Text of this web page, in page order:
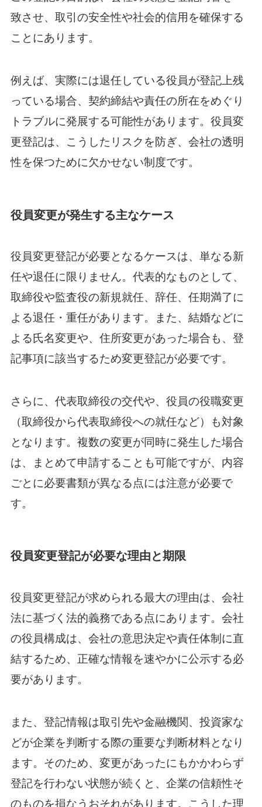
致させ、取引の安全性や社会的信用を確保する
ことにあります。
例えば、実際には退任している役員が登記上残
っている場合、契約締結や責任の所在をめぐり
トラブルに発展する可能性があります。役員変
更登記は、こうしたリスクを防ぎ、会社の透明
性を保つために欠かせない制度です。
役員変更が発生する主なケース
役員変更登記が必要となるケースは、単なる新
任や退任に限りません。代表的なものとして、
取締役や監査役の新規就任、辞任、任期満了に
よる退任・重任があります。また、結婚などに
よる氏名変更や、住所変更があった場合も、登
記事項に該当するため変更登記が必要です。
さらに、代表取締役の交代や、役員の役職変更
（取締役から代表取締役への就任など）も対象
となります。複数の変更が同時に発生した場合
は、まとめて申請することも可能ですが、内容
ごとに必要書類が異なる点には注意が必要で
す。
役員変更登記が必要な理由と期限
役員変更登記が求められる最大の理由は、会社
法に基づく法的義務である点にあります。会社
の役員構成は、会社の意思決定や責任体制に直
結するため、正確な情報を速やかに公示する必
要があります。
また、登記情報は取引先や金融機関、投資家な
どが企業を判断する際の重要な判断材料となり
ます。そのため、変更があったにもかかわらず
登記を行わない状態が続くと、企業の信頼性そ
のものを損なうおそれがあります。こうした理